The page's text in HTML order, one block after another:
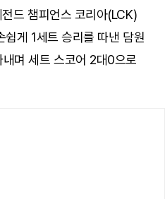
드 챔피언스 코리아(LCK)
게 1세트 승리를 따낸 담원
며 세트 스코어 2대0으로